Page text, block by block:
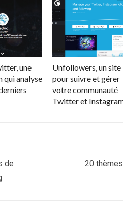
une
qui analyse
Unfollowers, un site
pour suivre et gérer
votre communauté
Twitter et
de
Next
20